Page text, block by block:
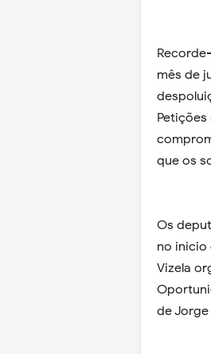
mês de
que os
Os
no inicio
Vizela
de Jorge